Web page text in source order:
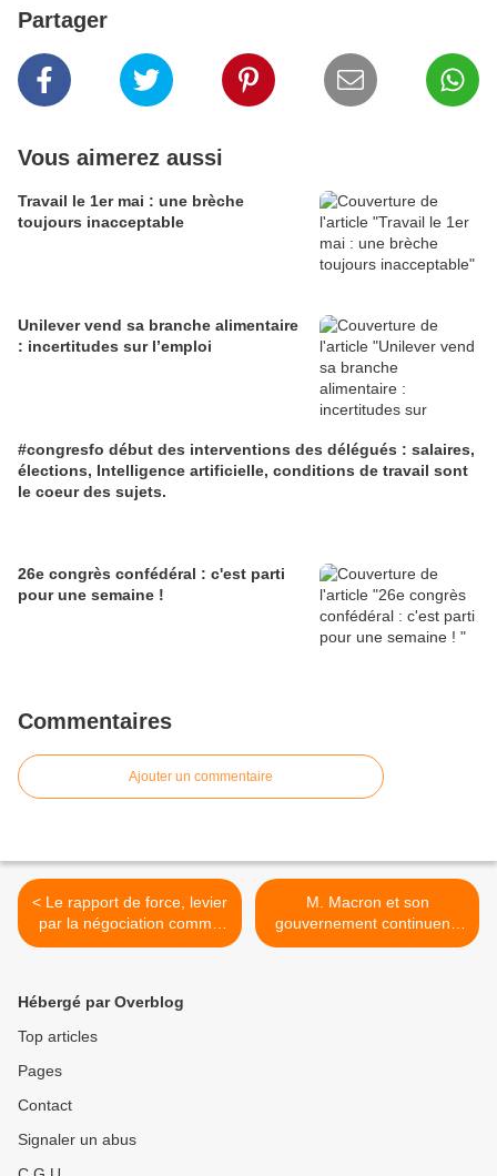
Partager
Vous aimerez aussi
Travail le 1er mai : une brèche
toujours inacceptable
Unilever vend sa branche alimentaire
: incertitudes sur l’emploi
#congresfo début des interventions des délégués : salaires,
élections, Intelligence artificielle, conditions de travail sont
le coeur des sujets.
26e congrès confédéral : c'est parti
pour une semaine !
Commentaires
Ajouter un commentaire
< Le rapport de force, levier
par la négociation comme
par l’action, au service des
M. Macron et son
gouvernement continuent,
les retraités et les retraitées
Hébergé par Overblog
Top articles
Pages
Contact
Signaler un abus